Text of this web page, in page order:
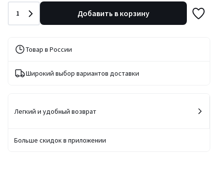
Количество
1 Добавить в корзину
Товар в России
Широкий выбор вариантов доставки
Легкий и удобный возврат
Больше скидок в приложении